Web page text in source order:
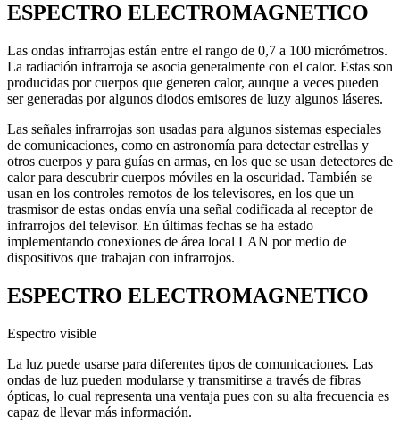
ESPECTRO ELECTROMAGNETICO
Las ondas infrarrojas están entre el rango de 0,7 a 100 micrómetros.
La radiación infrarroja se asocia generalmente con el calor. Estas son
producidas por cuerpos que generen calor, aunque a veces pueden
ser generadas por algunos diodos emisores de luzy algunos láseres.
Las señales infrarrojas son usadas para algunos sistemas especiales
de comunicaciones, como en astronomía para detectar estrellas y
otros cuerpos y para guías en armas, en los que se usan detectores de
calor para descubrir cuerpos móviles en la oscuridad. También se
usan en los controles remotos de los televisores, en los que un
trasmisor de estas ondas envía una señal codificada al receptor de
infrarrojos del televisor. En últimas fechas se ha estado
implementando conexiones de área local LAN por medio de
dispositivos que trabajan con infrarrojos.
ESPECTRO ELECTROMAGNETICO
Espectro visible
La luz puede usarse para diferentes tipos de comunicaciones. Las
ondas de luz pueden modularse y transmitirse a través de fibras
ópticas, lo cual representa una ventaja pues con su alta frecuencia es
capaz de llevar más información.